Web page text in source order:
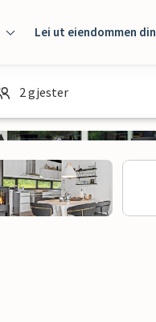
Lei ut eiendommen din
2 gjester